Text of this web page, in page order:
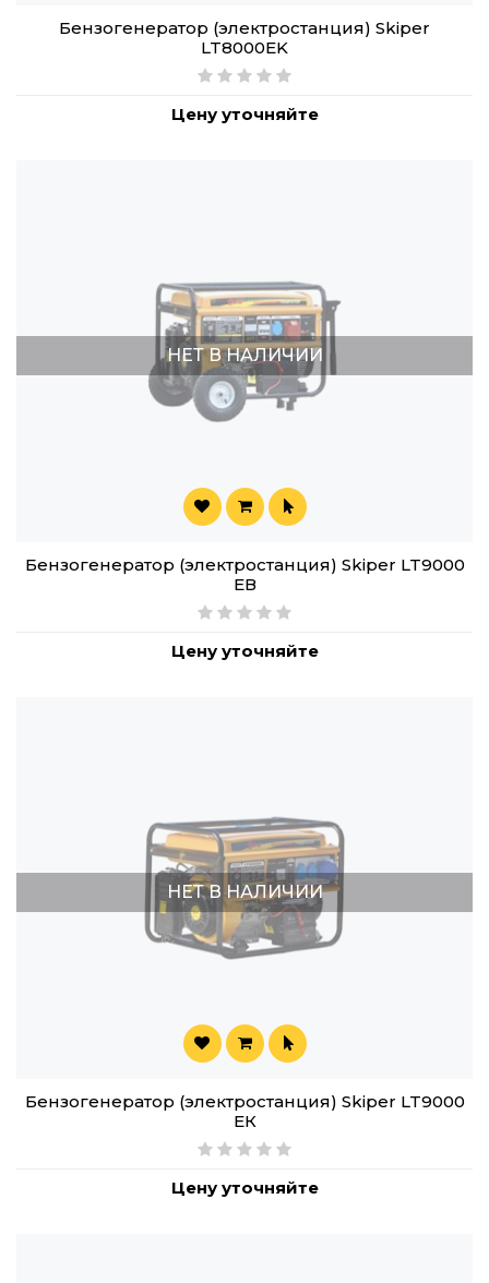
Бензогенератор (электростанция) Skiper
LT8000EK
Цену уточняйте
НЕТ В НАЛИЧИИ
Бензогенератор (электростанция) Skiper LT9000
ЕВ
Цену уточняйте
НЕТ В НАЛИЧИИ
Бензогенератор (электростанция) Skiper LT9000
ЕК
Цену уточняйте